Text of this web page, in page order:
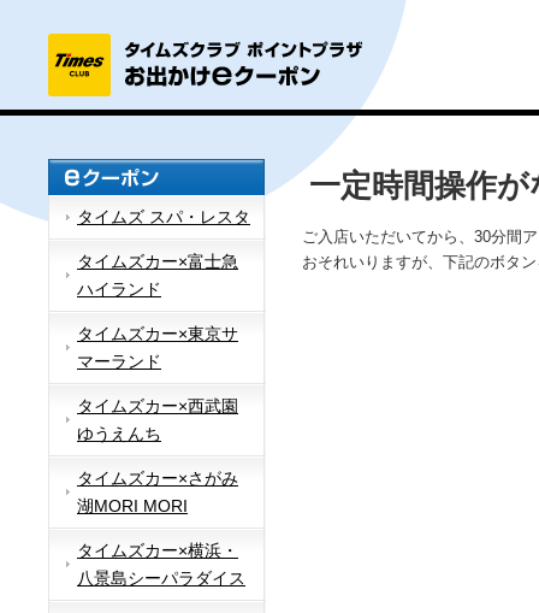
タイムズ スパ・レスタ
タイムズカー×富士急
ハイランド
タイムズカー×東京サ
マーランド
タイムズカー×西武園
ゆうえんち
タイムズカー×さがみ
湖MORI MORI
タイムズカー×横浜・
八景島シーパラダイス
一定時間操作
ご入店いただいてから、30分間
おそれいりますが、下記のボタ